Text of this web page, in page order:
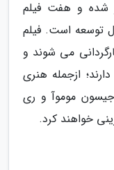
فیلم ها از سال2013 آغاز شده و هفت فیلم
دیگردرحال توسعه است. فیلم
می شوند و
ازجمله هنری
جیسون موموآ و ری
خواهند کرد.